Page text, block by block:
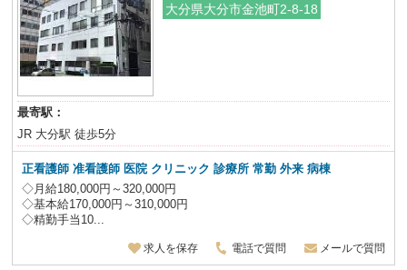
大分県大分市金池町2-8-18
最寄駅：
JR 大分駅 徒歩5分
正看護師 准看護師 医院 クリニック 診療所 常勤 外来 病棟
◇月給180,000円～320,000円
◇基本給170,000円～310,000円
◇精勤手当10...
求人を保存 電話で質問 メールで質問